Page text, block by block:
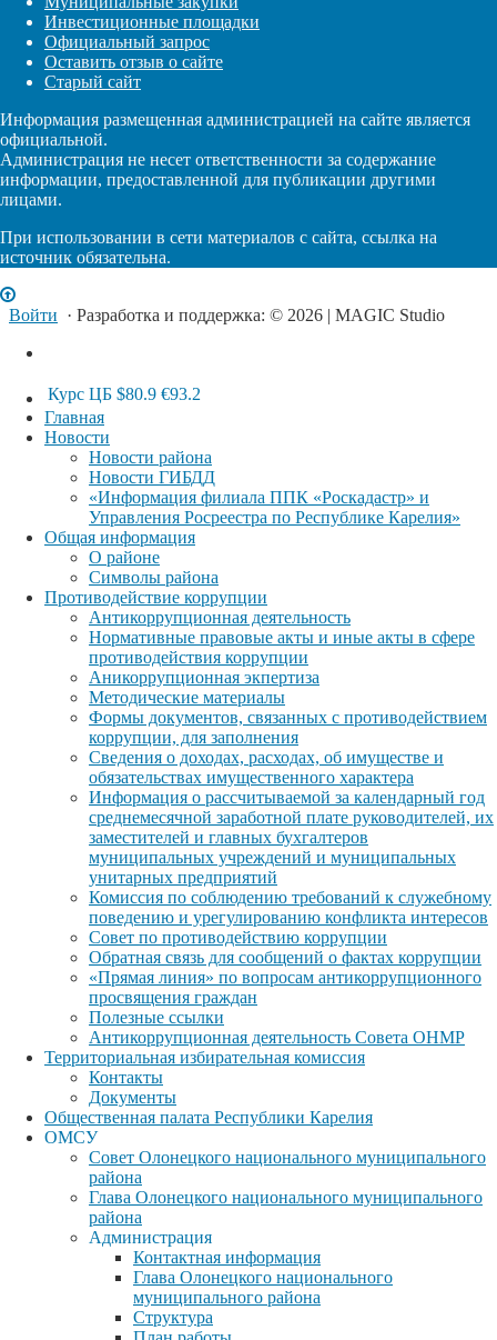
Инвестиционные площадки
Официальный запрос
Оставить отзыв о сайте
Старый сайт
Информация размещенная администрацией на сайте является
официальной.
Администрация не несет ответственности за содержание
информации, предоставленной для публикации другими
лицами.
При использовании в сети материалов с сайта, ссылка на
источник обязательна.
Войти · Разработка и поддержка: © 2026 | MAGIC Studio
Курс ЦБ $80.9 €93.2
Главная
Новости
Новости района
Новости ГИБДД
«Информация филиала ППК «Роскадастр» и
Управления Росреестра по Республике Карелия»
Общая информация
О районе
Символы района
Противодействие коррупции
Антикоррупционная деятельность
Нормативные правовые акты и иные акты в сфере
противодействия коррупции
Аникоррупционная экпертиза
Методические материалы
Формы документов, связанных с противодействием
коррупции, для заполнения
Сведения о доходах, расходах, об имуществе и
обязательствах имущественного характера
Информация о рассчитываемой за календарный год
среднемесячной заработной плате руководителей, их
заместителей и главных бухгалтеров
муниципальных учреждений и муниципальных
унитарных предприятий
Комиссия по соблюдению требований к служебному
поведению и урегулированию конфликта интересов
Совет по противодействию коррупции
Обратная связь для сообщений о фактах коррупции
«Прямая линия» по вопросам антикоррупционного
просвящения граждан
Полезные ссылки
Антикоррупционная деятельность Совета ОНМР
Территориальная избирательная комиссия
Контакты
Документы
Общественная палата Республики Карелия
ОМСУ
Совет Олонецкого национального муниципального
района
Глава Олонецкого национального муниципального
района
Администрация
Контактная информация
Глава Олонецкого национального
муниципального района
Структура